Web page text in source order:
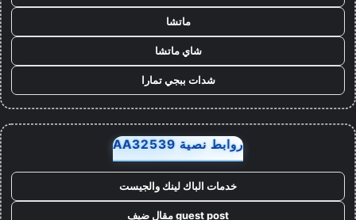
ماتشا
شاي ماتشا
شدات ببجي تمارا
روابط نصية AA32539
خدمات الباك لينك والجيست
guest post مقال ضيف